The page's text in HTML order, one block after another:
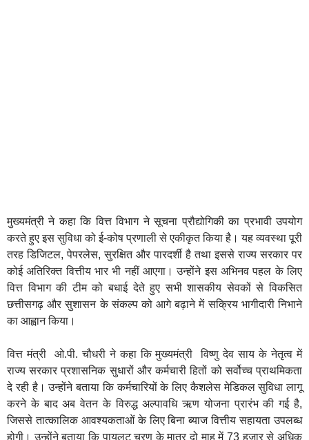
मुख्यमंत्री ने कहा कि वित्त विभाग ने सूचना प्रौद्योगिकी का प्रभावी उपयोग
करते हुए इस सुविधा को ई-कोष प्रणाली से एकीकृत किया है। यह व्यवस्था पूरी
तरह डिजिटल, पेपरलेस, सुरक्षित और पारदर्शी है तथा इससे राज्य सरकार पर
कोई अतिरिक्त वित्तीय भार भी नहीं आएगा। उन्होंने इस अभिनव पहल के लिए
वित्त विभाग की टीम को बधाई देते हुए सभी शासकीय सेवकों से विकसित
छत्तीसगढ़ और सुशासन के संकल्प को आगे बढ़ाने में सक्रिय भागीदारी निभाने
का आह्वान किया।
वित्त मंत्री ओ.पी. चौधरी ने कहा कि मुख्यमंत्री विष्णु देव साय के नेतृत्व में
राज्य सरकार प्रशासनिक सुधारों और कर्मचारी हितों को सर्वोच्च प्राथमिकता
दे रही है। उन्होंने बताया कि कर्मचारियों के लिए कैशलेस मेडिकल सुविधा लागू
करने के बाद अब वेतन के विरुद्ध अल्पावधि ऋण योजना प्रारंभ की गई है,
जिससे तात्कालिक आवश्यकताओं के लिए बिना ब्याज वित्तीय सहायता उपलब्ध
होगी। उन्होंने बताया कि पायलट चरण के मात्र दो माह में 73 हजार से अधिक